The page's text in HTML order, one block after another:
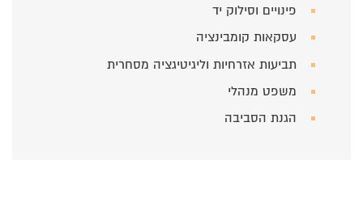
פינויים וסילוק יד
עסקאות קומבינציה
תביעות אזרחיות וליגיטיגציה מסחרית
משפט מנהלי
הגנת הסביבה